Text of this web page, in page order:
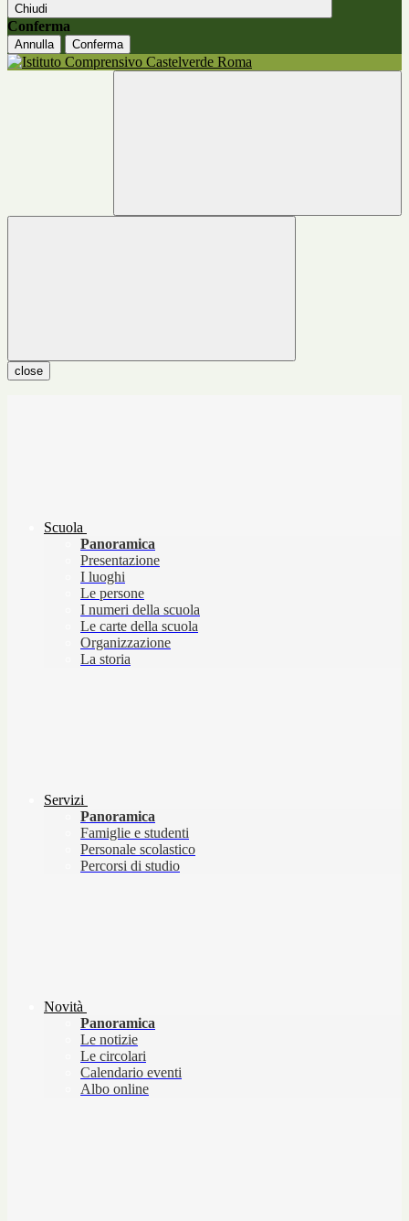
Chiudi
Conferma
Annulla Conferma
close
Scuola
Panoramica
Presentazione
I luoghi
Le persone
I numeri della scuola
Le carte della scuola
Organizzazione
La storia
Servizi
Panoramica
Famiglie e studenti
Personale scolastico
Percorsi di studio
Novità
Panoramica
Le notizie
Le circolari
Calendario eventi
Albo online